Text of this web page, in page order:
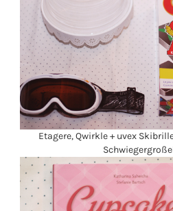
Etagere, Qwirkle + uvex